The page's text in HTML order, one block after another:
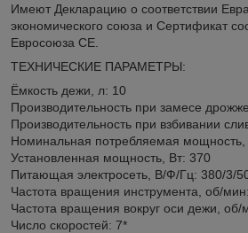
Имеют Декларацию о соответствии
экономического союза и Сертификат
Евросоюза СЕ.
ТЕХНИЧЕСКИЕ ПАРАМЕТРЫ:
Ёмкость дежи, л: 10
Производительность при замесе
Производительность при взбивании
Номинальная потребляемая мощность,
Установленная мощность, Вт: 370
Питающая электросеть, В/Ф/Гц: 380/3/
Частота вращения инструмента, об/
Частота вращения вокруг оси дежи,
Число скоростей: 7*